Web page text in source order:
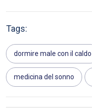
Tags:
dormire male con il caldo
medicina del sonno